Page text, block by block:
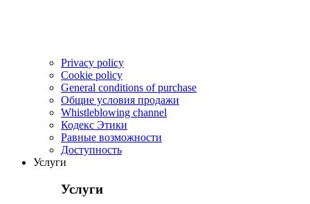
Privacy policy
Cookie policy
General conditions of purchase
Общие условия продажи
Whistleblowing channel
Кодекс Этики
Pавные возможности
Доступность
Услуги
Услуги